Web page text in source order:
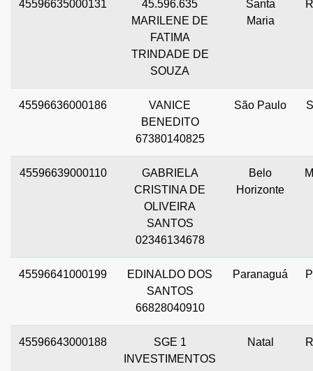
45596635000131
45.596.635
MARILENE DE
FATIMA
TRINDADE DE
SOUZA
Santa
Maria
45596636000186
VANICE
BENEDITO
67380140825
São Paulo
45596639000110
GABRIELA
CRISTINA DE
OLIVEIRA
SANTOS
02346134678
Belo
Horizonte
45596641000199
EDINALDO DOS
SANTOS
66828040910
Paranaguá
45596643000188
SGE 1
INVESTIMENTOS
Natal